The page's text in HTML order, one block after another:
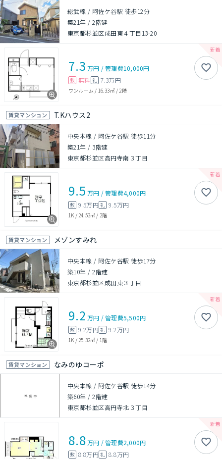
総武線 / 阿佐ケ谷駅 徒歩12分
築21年 /2階建
東京都杉並区成田東４丁目13-20
7.3 万円 /管理費10,000円
敷 無料 礼 7.3万円
ワンルーム / 16.33㎡/ 2階
賃貸マンション T.Kハウス2
中央本線 / 阿佐ケ谷駅 徒歩11分
築21年 / 3階建
東京都杉並区高円寺南３丁目
9.5 万円 /管理費4,000円
敷 9.5万円礼 9.5万円
1K / 24.53㎡ / 2階
賃貸マンション メゾンすみれ
中央本線 / 阿佐ケ谷駅 徒歩17分
築10年 /2階建
東京都杉並区成田東３丁目
9.2 万円 /管理費5,500円
敷 9.2万円礼 9.2万円
1K / 25.32㎡ / 1階
賃貸マンション なみのゆコーポ
中央本線 / 阿佐ケ谷駅 徒歩14分
築60年 /2階建
東京都杉並区高円寺北３丁目
8.8万円 /管理費2,000円
敷 8.8万円礼 8.8万円